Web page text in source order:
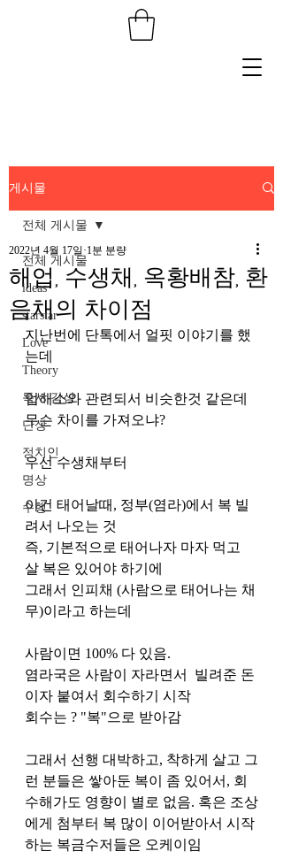
게시물
전체 게시물
ideas
starstar
Love
Theory
독서 감상
단상
정치인
명상
수행
전체 게시물
해업, 수생채, 옥황배참, 환
음채의 차이점
2022년 4월 17일 1분 분량
지난번에 단톡에서 얼핏 이야기를 했
는데
업해소와 관련되서 비슷한것 같은데
무슨 차이를 가져오냐?
우선 수생채부터
이건 태어날때, 정부(염라)에서 복 빌
려서 나오는 것
즉, 기본적으로 태어나자 마자 먹고
살 복은 있어야 하기에
그래서 인피채 (사람으로 태어나는 채
무)이라고 하는데
사람이면 100% 다 있음.
염라국은 사람이 자라면서  빌려준 돈
이자 붙여서 회수하기 시작
회수는 ? "복"으로 받아감
그래서 선행 대박하고, 착하게 살고 그
런 분들은 쌓아둔 복이 좀 있어서, 회
수해가도 영향이 별로 없음. 혹은 조상
에게 첨부터 복 많이 이어받아서 시작
하는 복금수저들은 오케이임